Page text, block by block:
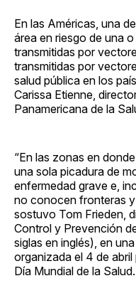
En las Américas, una
área en riesgo de una
transmitidas por
transmitidas por
salud pública en los
Carissa Etienne,
Panamericana de la
“En las zonas en
una sola picadura de
enfermedad grave e,
no conocen fronteras
sostuvo Tom Frieden,
Control y Prevención
siglas en inglés), en
organizada el 4 de
Día Mundial de la Salud.